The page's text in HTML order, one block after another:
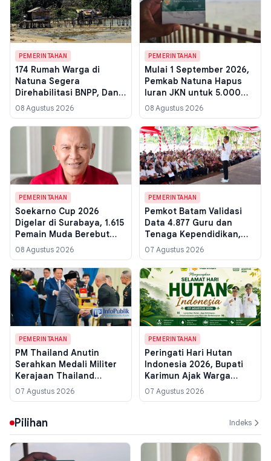
PEMERINTAHAN
174 Rumah Warga di
Natuna Segera
Direhabilitasi BNPP, Dana
Rp 20 Juta per Unit untuk
Empat Kecamatan
Perbatasan
08 Agustus 2026
PEMERINTAHAN
Mulai 1 September 2026,
Pemkab Natuna Hapus
Iuran JKN untuk 5.000
Warga Mampu, Ini Cara
Cek Statusnya
08 Agustus 2026
PEMERINTAHAN
Soekarno Cup 2026
Digelar di Surabaya, 1.615
Pemain Muda Berebut
Tikut 25 Skuad Jatim
08 Agustus 2026
PEMERINTAHAN
Pemkot Batam Validasi
Data 4.877 Guru dan
Tenaga Kependidikan,
Sebaran di 4 Kecamatan
Mulai Dipetakan
07 Agustus 2026
PEMERINTAHAN
PM Thailand Anutin
Serahkan Medali Militer
Kerajaan Thailand
kepada Presiden
Prabowo di Istana
07 Agustus 2026
PEMERINTAHAN
Peringati Hari Hutan
Indonesia 2026, Bupati
Karimun Ajak Warga
Pulihkan Ekosistem untuk
Jaga Kehidupan
07 Agustus 2026
Pilihan Indeks